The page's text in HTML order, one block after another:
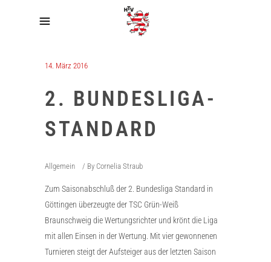
14. März 2016
2. BUNDESLIGA-
STANDARD
Allgemein By Cornelia Straub
Zum Saisonabschluß der 2. Bundesliga Standard in
Göttingen überzeugte der TSC Grün-Weiß
Braunschweig die Wertungsrichter und krönt die Liga
mit allen Einsen in der Wertung. Mit vier gewonnenen
Turnieren steigt der Aufsteiger aus der letzten Saison